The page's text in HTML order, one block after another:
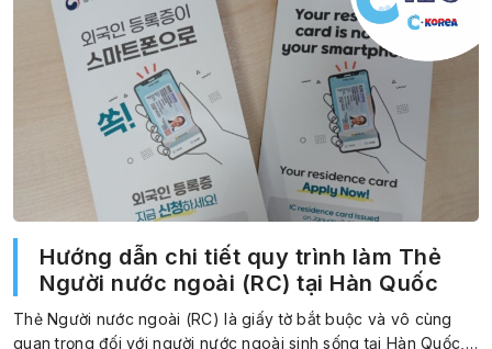
Hướng dẫn chi tiết quy trình làm Thẻ
Người nước ngoài (RC) tại Hàn Quốc
Thẻ Người nước ngoài (RC) là giấy tờ bắt buộc và vô cùng
quan trọng đối với người nước ngoài sinh sống tại Hàn Quốc,…